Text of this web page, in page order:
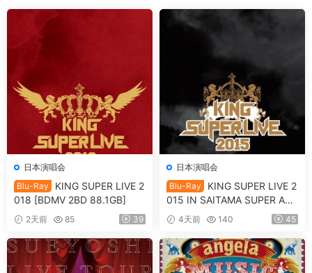
日本演唱会
Blu-Ray
KING SUPER LIVE 2
018 [BDMV 2BD 88.1GB]
2天前 85 39
日本演唱会
Blu-Ray
KING SUPER LIVE 2
015 IN SAITAMA SUPER ARE
NA [BDMV 90.9GB]
4天前 140 45